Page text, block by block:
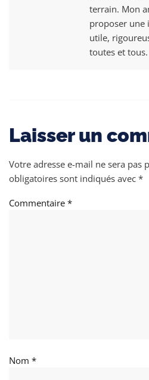
terrain. Mon
proposer une
utile,
toutes et tous.
Laisser un
Votre adresse e-mail ne sera pas
obligatoires sont indiqués avec *
Commentaire *
Nom *